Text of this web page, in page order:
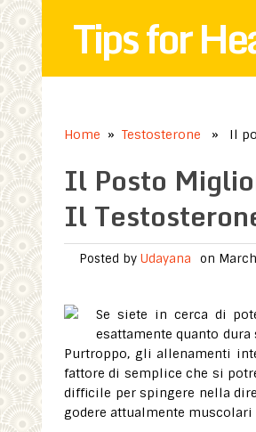
Tips for
Home » Testosterone » Il
Il Posto
Il
Posted by Udayana on
Se siete in cerca di
esattamente quanto
Purtroppo, gli allenamenti
fattore di semplice che si
difficile per spingere nella
godere attualmente muscolari